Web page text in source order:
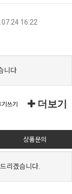
16:22
니다
기쓰기 더보기
상품문의
리겠습니다.